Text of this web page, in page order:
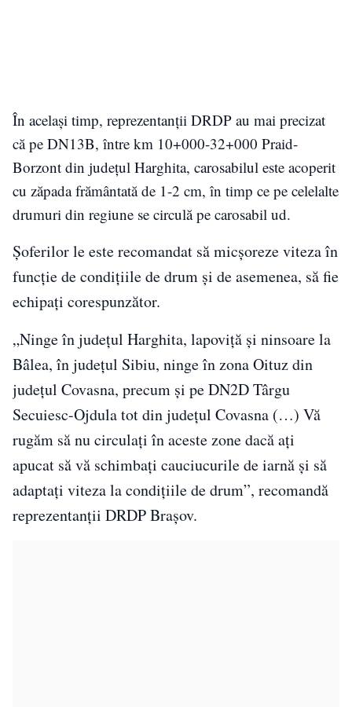
În același timp, reprezentanţii DRDP au mai precizat
că pe DN13B, între km 10+000-32+000 Praid-
Borzont din judeţul Harghita, carosabilul este acoperit
cu zăpada frământată de 1-2 cm, în timp ce pe celelalte
drumuri din regiune se circulă pe carosabil ud.
Șoferilor le este recomandat să micșoreze viteza în
funcție de condițiile de drum și de asemenea, să fie
echipați corespunzător.
„Ninge în judeţul Harghita, lapoviţă şi ninsoare la
Bâlea, în judeţul Sibiu, ninge în zona Oituz din
judeţul Covasna, precum şi pe DN2D Târgu
Secuiesc-Ojdula tot din judeţul Covasna (…) Vă
rugăm să nu circulaţi în aceste zone dacă aţi
apucat să vă schimbaţi cauciucurile de iarnă şi să
adaptaţi viteza la condiţiile de drum”, recomandă
reprezentanţii DRDP Braşov.